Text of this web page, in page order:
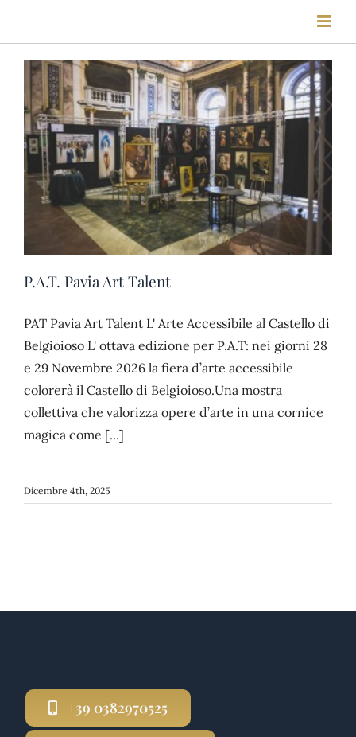
HOME
STORIA
FIERE
BLOG
P.A.T. Pavia Art Talent
PAT Pavia Art Talent L' Arte Accessibile al Castello di
Belgioioso L' ottava edizione per P.A.T: nei giorni 28
e 29 Novembre 2026 la fiera d’arte accessibile
colorerà il Castello di Belgioioso.Una mostra
collettiva che valorizza opere d’arte in una cornice
magica come [...]
Dicembre 4th, 2025
+39 0382970525